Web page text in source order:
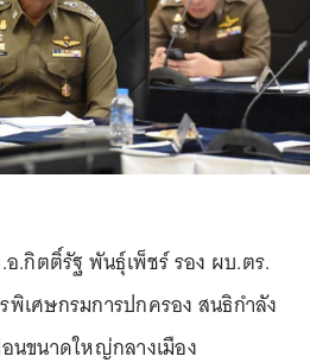
.กิตติ์รัฐ พันธุ์เพ็ชร์ รอง ผบ.ตร.
เศษกรมการปกครอง สนธิกำลัง
ขนาดใหญ่กลางเมือง